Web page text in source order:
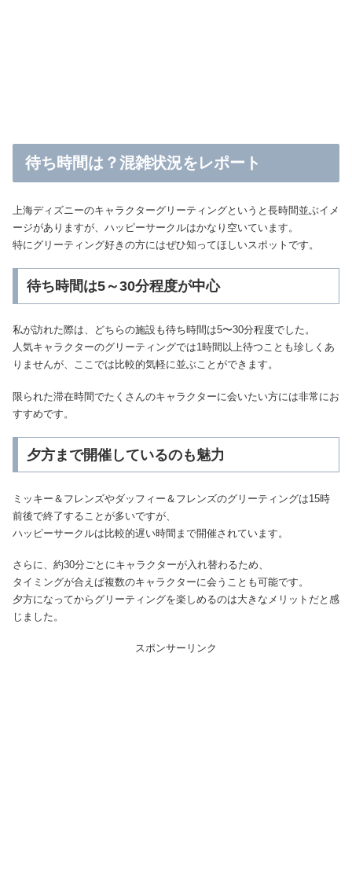
待ち時間は？混雑状況をレポート
上海ディズニーのキャラクターグリーティングというと長時間並ぶイメ
ージがありますが、ハッピーサークルはかなり空いています。
特にグリーティング好きの方にはぜひ知ってほしいスポットです。
待ち時間は5～30分程度が中心
私が訪れた際は、どちらの施設も待ち時間は5〜30分程度でした。
人気キャラクターのグリーティングでは1時間以上待つことも珍しくあ
りませんが、ここでは比較的気軽に並ぶことができます。
限られた滞在時間でたくさんのキャラクターに会いたい方には非常にお
すすめです。
夕方まで開催しているのも魅力
ミッキー＆フレンズやダッフィー＆フレンズのグリーティングは15時
前後で終了することが多いですが、
ハッピーサークルは比較的遅い時間まで開催されています。
さらに、約30分ごとにキャラクターが入れ替わるため、
タイミングが合えば複数のキャラクターに会うことも可能です。
夕方になってからグリーティングを楽しめるのは大きなメリットだと感
じました。
スポンサーリンク